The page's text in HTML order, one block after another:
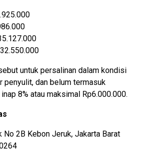
untuk persalinan dalam kondisi
penyulit, dan belum termasuk
8% atau maksimal Rp6.000.000.
No 2B Kebon Jeruk, Jakarta Barat